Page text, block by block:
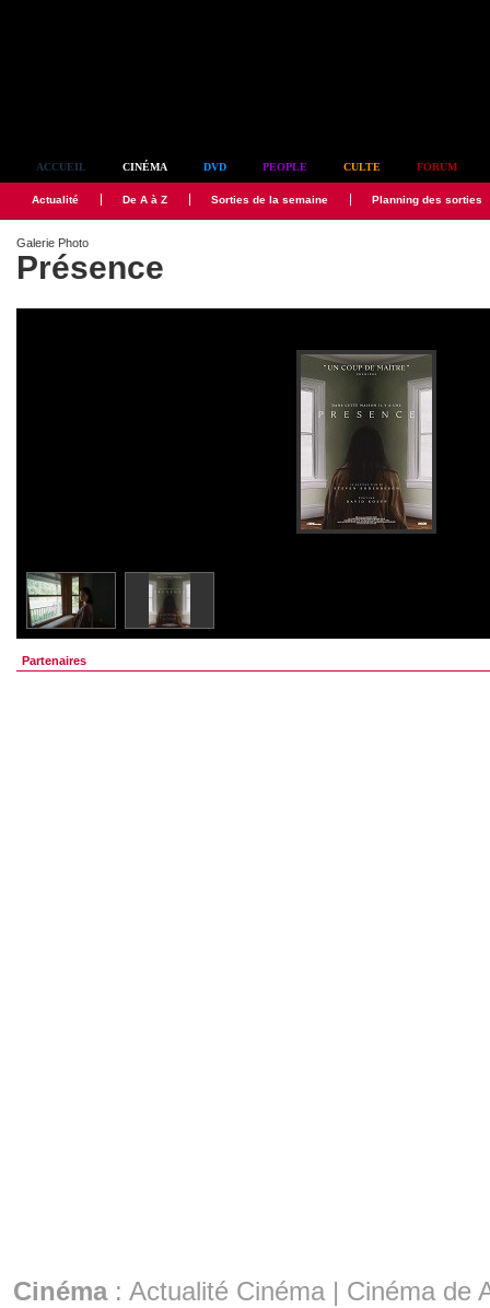
ACCUEIL CINÉMA DVD PEOPLE CULTE FORUM
Actualité De A à Z Sorties de la semaine Planning des sorties
Galerie Photo
Présence
Partenaires
Cinéma: Actualité Cinéma | Cinéma de